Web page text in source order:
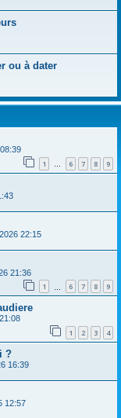
ou à dater
1 … 6 7 8 9
22:15
21:36
1 6 7 8 9
1 2 3 4
?
16:39
12:57